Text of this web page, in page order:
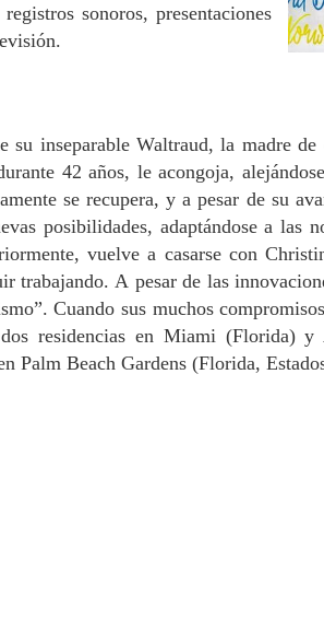
sonoros, presentaciones
su inseparable Waltraud, la madre
42 años, le acongoja,
se recupera, y a pesar de su
posibilidades, adaptándose a las
vuelve a casarse con
trabajando. A pesar de las
Cuando sus muchos
residencias en Miami (Florida) y
Palm Beach Gardens (Florida,